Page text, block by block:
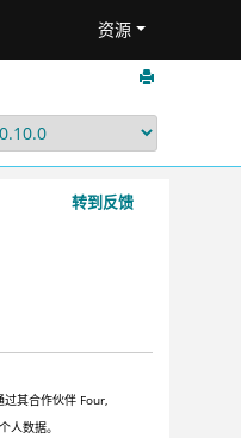
资源
转到反馈
过其合作伙伴 Four,
人数据。